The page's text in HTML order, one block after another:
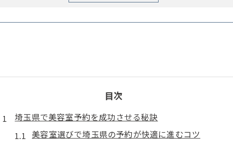
目次
埼玉県で美容室予約を成功させる秘訣
美容室選びで埼玉県の予約が快適に進むコツ